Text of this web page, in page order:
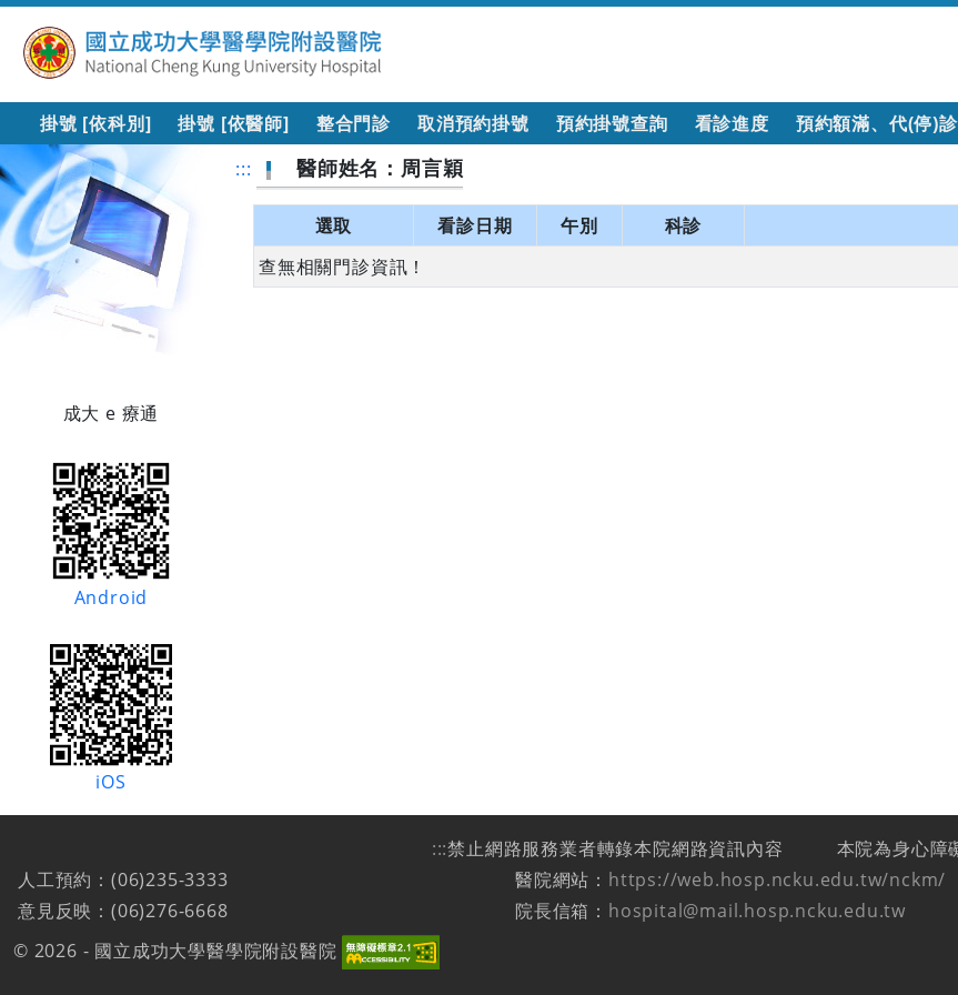
掛號 [依科別] 掛號 [依醫師] 整合門診 取消預約掛號 預約掛號查詢 看診進度 預約額滿、代(停)
成大 e 療通
Android
iOS
::: 醫師姓名：周言穎
選取 看診日期 午別 科診
查無相關門診資訊！
:::禁止網路服務業者轉錄本院網路資訊內容
本院為身心障
人工預約：(06)235-3333
意見反映：(06)276-6668
醫院網站： https://web.hosp.ncku.edu.tw/nckm/
院長信箱： hospital@mail.hosp.ncku.edu.tw
© 2026 - 國立成功大學醫學院附設醫院